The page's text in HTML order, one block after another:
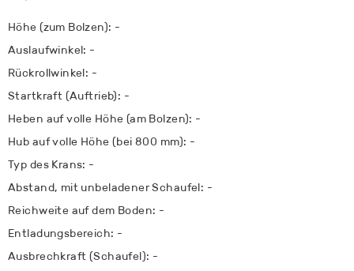
Höhe (zum Bolzen): -
Auslaufwinkel: -
Rückrollwinkel: -
Startkraft (Auftrieb): -
Heben auf volle Höhe (am Bolzen): -
Hub auf volle Höhe (bei 800 mm): -
Typ des Krans: -
Abstand, mit unbeladener Schaufel: -
Reichweite auf dem Boden: -
Entladungsbereich: -
Ausbrechkraft (Schaufel): -